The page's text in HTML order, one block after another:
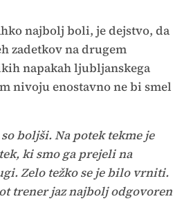
najbolj boli, je dejstvo, da
zadetkov na drugem
napakah ljubljanskega
nivoju enostavno ne bi smel
boljši. Na potek tekme je
ki smo ga prejeli na
Zelo težko se je bilo vrniti.
trener jaz najbolj odgovoren